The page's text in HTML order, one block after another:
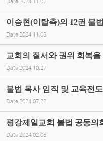
Date 2024.11.07
이승현(이탈측)의 12권 불
Date 2024.11.03
교회의 질서와 권위 회복
Date 2024.10.27
불법 목사 임직 및 교육전
Date 2024.07.22
평강제일교회 불법 공동의
Date 2024.02.06